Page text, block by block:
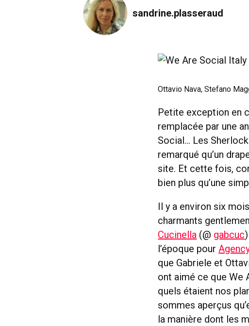
sandrine.plasseraud
Ottavio Nava, Stefano
Petite exception en
remplacée par une
Social… Les
remarqué qu’un
site. Et cette fois,
bien plus qu’une
Il y a environ six
charmants
Cucinella (@ gabcuc
l’époque pour
que Gabriele et
ont aimé ce que We
quels étaient nos
sommes aperçus
la manière dont les